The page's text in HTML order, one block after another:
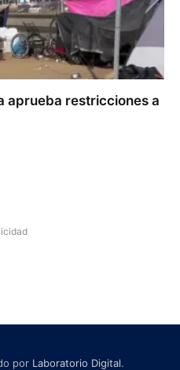
aprueba restricciones a
por Laboratorio Digital.